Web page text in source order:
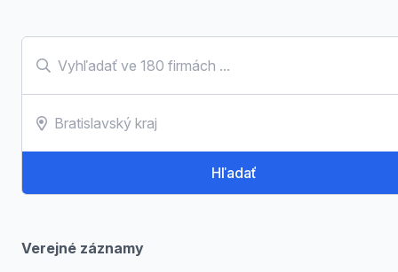
Hľadať
Verejné záznamy